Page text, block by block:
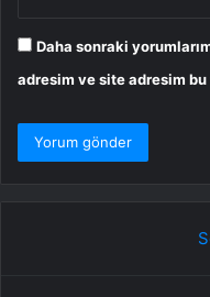
Daha sonraki
adresim ve site adresim